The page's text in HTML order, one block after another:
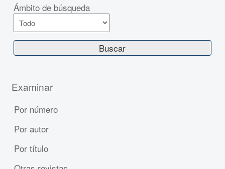
Ámbito de búsqueda
Examinar
Por número
Por autor
Por título